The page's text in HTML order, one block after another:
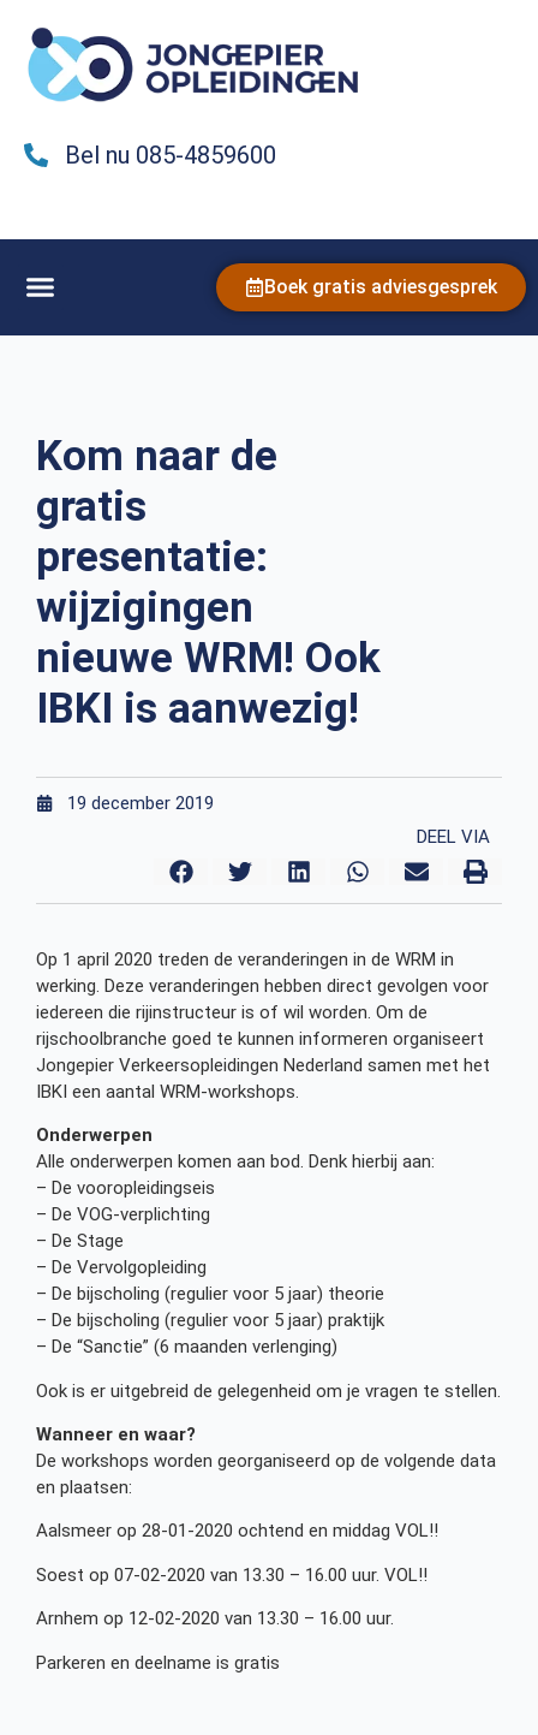
Bel nu 085-4859600
Boek gratis adviesgesprek
Kom naar de
gratis
presentatie:
wijzigingen
nieuwe WRM! Ook
IBKI is aanwezig!
19 december 2019
DEEL VIA
Op 1 april 2020 treden de veranderingen in de WRM in
werking. Deze veranderingen hebben direct gevolgen voor
iedereen die rijinstructeur is of wil worden. Om de
rijschoolbranche goed te kunnen informeren organiseert
Jongepier Verkeersopleidingen Nederland samen met het
IBKI een aantal WRM-workshops.
Onderwerpen
Alle onderwerpen komen aan bod. Denk hierbij aan:
– De vooropleidingseis
– De VOG-verplichting
– De Stage
– De Vervolgopleiding
– De bijscholing (regulier voor 5 jaar) theorie
– De bijscholing (regulier voor 5 jaar) praktijk
– De “Sanctie” (6 maanden verlenging)
Ook is er uitgebreid de gelegenheid om je vragen te stellen.
Wanneer en waar?
De workshops worden georganiseerd op de volgende data
en plaatsen:
Aalsmeer op 28-01-2020 ochtend en middag VOL!!
Soest op 07-02-2020 van 13.30 – 16.00 uur. VOL!!
Arnhem op 12-02-2020 van 13.30 – 16.00 uur.
Parkeren en deelname is gratis